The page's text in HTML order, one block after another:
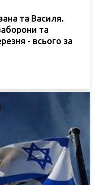
та Василя.
та
- всього за